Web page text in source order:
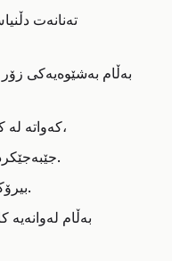
تەنانەت
بەڵام بەشێوەیەکی
کەواتە لە کورتەی کۆتاییدا چی دەڵێم،
جێبەجێکردن گرنگیەکی زۆری هەیە.
بیرۆکە گرنگییەکی زۆری هەیە.
بەڵام